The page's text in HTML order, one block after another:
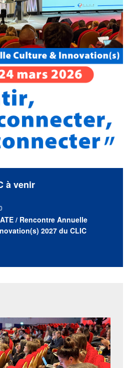
à venir
/ Rencontre Annuelle
2027 du CLIC